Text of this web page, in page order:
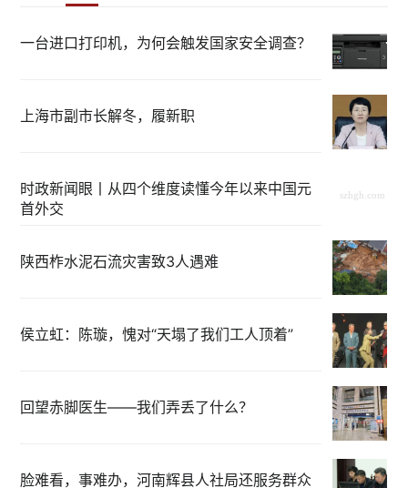
一台进口打印机，为何会触发国家安全调查？
上海市副市长解冬，履新职
时政新闻眼丨从四个维度读懂今年以来中国元
首外交
陕西柞水泥石流灾害致3人遇难
侯立虹：陈璇，愧对“天塌了我们工人顶着”
回望赤脚医生——我们弄丢了什么？
脸难看，事难办，河南辉县人社局还服务群众